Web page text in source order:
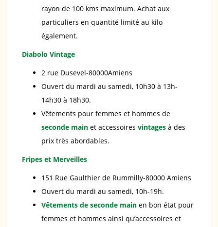
rayon de 100 kms maximum. Achat aux
particuliers en quantité limité au kilo
également.
Diabolo Vintage
2 rue Dusevel-80000Amiens
Ouvert du mardi au samedi, 10h30 à 13h-
14h30 à 18h30.
Vêtements pour femmes et hommes de
seconde main et accessoires vintages à des
prix très abordables.
Fripes et Merveilles
151 Rue Gaulthier de Rummilly-80000 Amiens
Ouvert du mardi au samedi, 10h-19h.
Vêtements de seconde main en bon état pour
femmes et hommes ainsi qu’accessoires et